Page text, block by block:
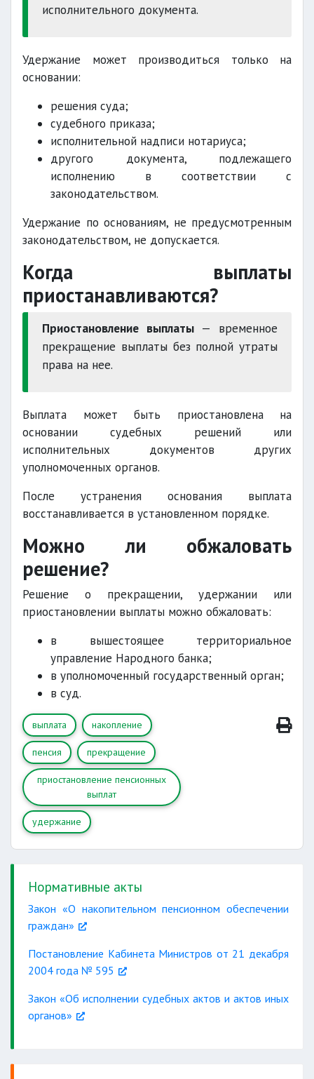
исполнительного документа.
Удержание может производиться только на
основании:
решения суда;
судебного приказа;
исполнительной надписи нотариуса;
другого документа, подлежащего
исполнению в соответствии с
законодательством.
Удержание по основаниям, не предусмотренным
законодательством, не допускается.
Когда выплаты
приостанавливаются?
Приостановление выплаты— временное
прекращение выплаты без полной утраты
права на нее.
Выплата может быть приостановлена на
основании судебных решений или
исполнительных документов других
уполномоченных органов.
После устранения основания выплата
восстанавливается в установленном порядке.
Можно ли обжаловать
решение?
Решение о прекращении, удержании или
приостановлении выплаты можно обжаловать:
в вышестоящее территориальное
управление Народного банка;
в уполномоченный государственный орган;
в суд.
выплата накопление
пенсия прекращение
приостановление пенсионных
выплат
удержание
Нормативные акты
Закон «О накопительном пенсионном обеспечении
граждан»
Постановление Кабинета Министров от 21 декабря
2004 года № 595
Закон «Об исполнении судебных актов и актов иных
органов»